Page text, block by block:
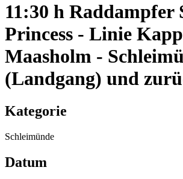
11:30 h Raddampfer
Princess - Linie
Maasholm -
(Landgang) und
Kategorie
Schleimünde
Datum